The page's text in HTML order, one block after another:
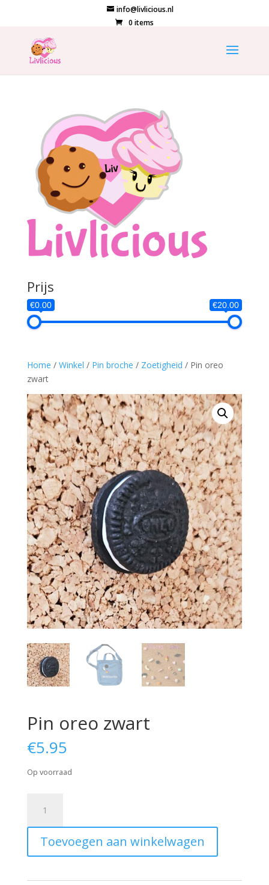
info@livlicious.nl
0 items
Home / Winkel / Pin broche / Zoetigheid / Pin oreo
zwart
Pin oreo zwart
€5.95
Op voorraad
zwart
aantalToevoegen aan winkelwagen
Prijs
€0.00 €20.00